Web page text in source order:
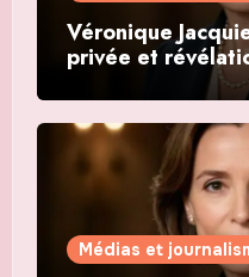
Véronique
privée et
Médias et